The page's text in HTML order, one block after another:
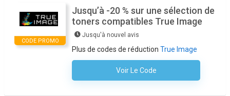
CODE PROMO
Jusqu’à -20 % sur une sélection de
toners compatibles True Image
Jusqu'à nouvel avis
Plus de codes de réduction True Image
Voir Le Code
Aucun Code N'est Nécessaire